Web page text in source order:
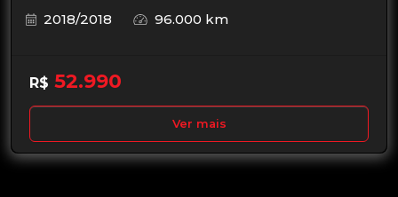
2018/2018
96.000 km
R$ 52.990
Ver mais